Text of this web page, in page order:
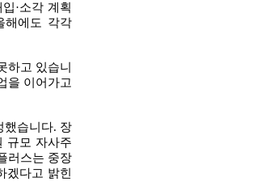
·소각 계획
해에도 각각
하고 있습니
을 이어가고
했습니다. 장
규모 자사주
러스는 중장
겠다고 밝힌